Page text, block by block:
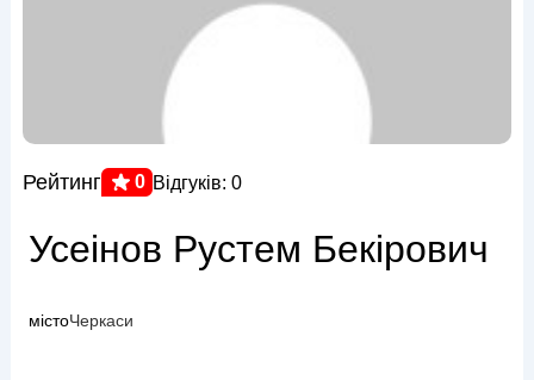
Рейтинг 0 Відгуків: 0
Усеінов Рустем Бекірович
містоЧеркаси